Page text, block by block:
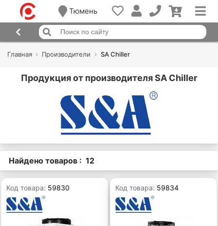
Тюмень
Главная Производители SA Chiller
Продукция от производителя SA Chiller
Найдено товаров : 12
Код товара: 59830 Код товара: 59834